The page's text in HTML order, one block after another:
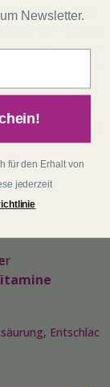
gegen
bieten
b
r
, Entschlac
Newsletter.
für den Erhalt von
jederzeit